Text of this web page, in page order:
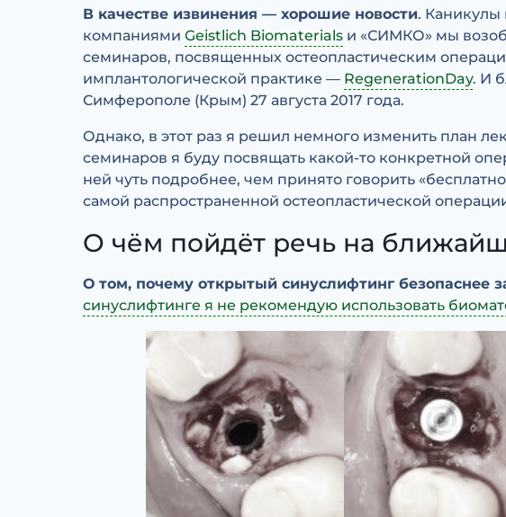
В качестве извинения — хорошие новости. Каникулы
компаниями Geistlich Biomaterials и «СИМКО» мы
семинаров, посвященных остеопластическим
имплантологической практике — RegenerationDay. И
Симферополе (Крым) 27 августа 2017 года.
Однако, в этот раз я решил немного изменить план
семинаров я буду посвящать какой-то конкретной
ней чуть подробнее, чем принято говорить
самой распространенной остеопластической
О чём пойдёт речь на
О том, почему открытый синуслифтинг безопаснее
синуслифтинге я не рекомендую использовать